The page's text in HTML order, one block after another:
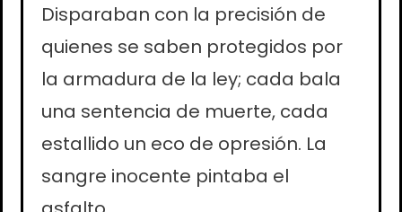
Disparaban con la precisión de
quienes se saben protegidos por
la armadura de la ley; cada bala
una sentencia de muerte, cada
estallido un eco de opresión. La
sangre inocente pintaba el